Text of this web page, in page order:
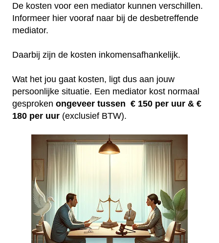
De kosten voor een mediator kunnen verschillen.
Informeer hier vooraf naar bij de desbetreffende
mediator.
Daarbij zijn de kosten inkomensafhankelijk.
Wat het jou gaat kosten, ligt dus aan jouw
persoonlijke situatie. Een mediator kost normaal
gesproken ongeveer tussen € 150 per uur & €
180 per uur (exclusief BTW).